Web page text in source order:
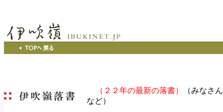
（２２年の最新の落書）
（みなさ
など）